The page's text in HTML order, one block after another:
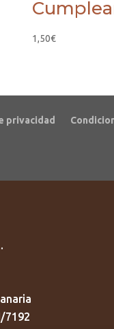
1,50€
privacidad
7192